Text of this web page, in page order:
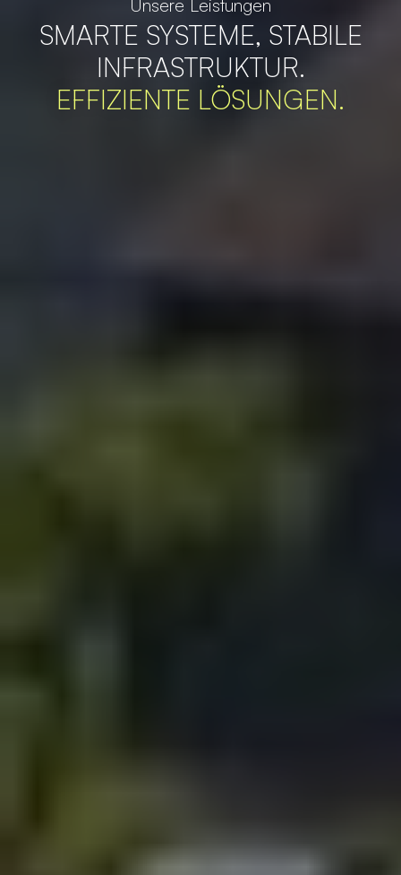
Unsere Leistungen
SMARTE SYSTEME, STABILE
INFRASTRUKTUR.
EFFIZIENTE LÖSUNGEN.